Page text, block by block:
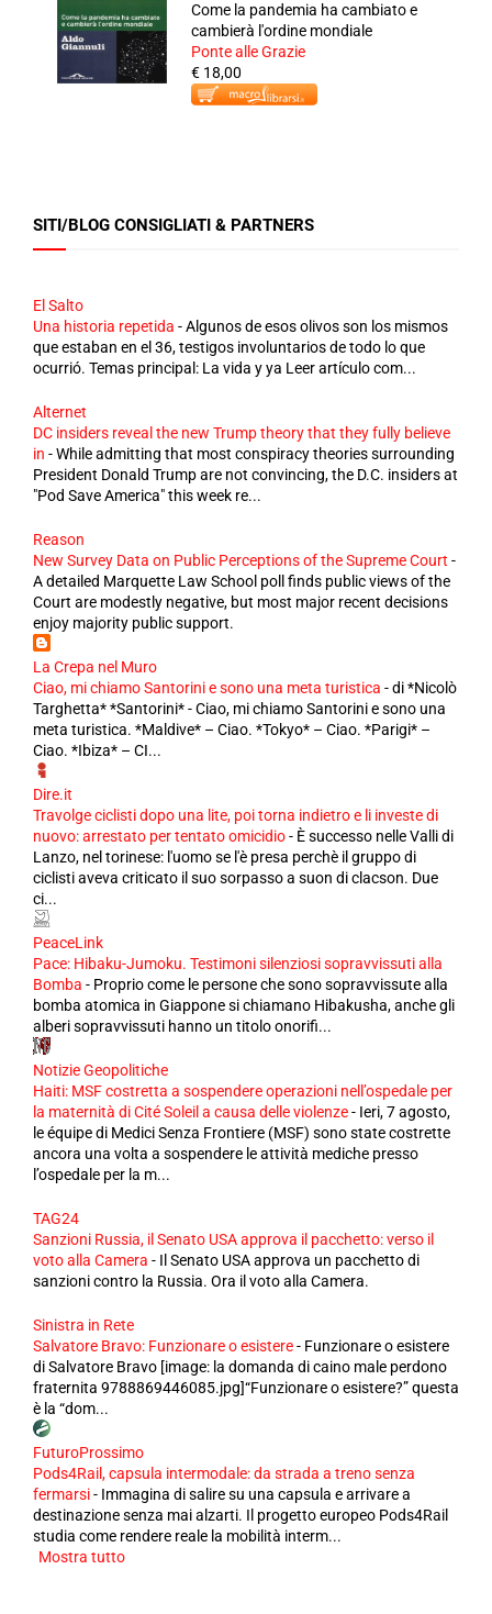
Come la pandemia ha cambiato e
cambierà l'ordine mondiale
Ponte alle Grazie
€ 18,00
SITI/BLOG CONSIGLIATI & PARTNERS
El Salto
Una historia repetida -Algunos de esos olivos son los mismos
que estaban en el 36, testigos involuntarios de todo lo que
ocurrió. Temas principal: La vida y ya Leer artículo com...
Alternet
DC insiders reveal the new Trump theory that they fully believe
in -While admitting that most conspiracy theories surrounding
President Donald Trump are not convincing, the D.C. insiders at
"Pod Save America" this week re...
Reason
New Survey Data on Public Perceptions of the Supreme Court -
A detailed Marquette Law School poll finds public views of the
Court are modestly negative, but most major recent decisions
enjoy majority public support.
La Crepa nel Muro
Ciao, mi chiamo Santorini e sono una meta turistica -di *Nicolò
Targhetta* *Santorini* - Ciao, mi chiamo Santorini e sono una
meta turistica. *Maldive* – Ciao. *Tokyo* – Ciao. *Parigi* –
Ciao. *Ibiza* – CI...
Dire.it
Travolge ciclisti dopo una lite, poi torna indietro e li investe di
nuovo: arrestato per tentato omicidio- È successo nelle Valli di
Lanzo, nel torinese: l'uomo se l'è presa perchè il gruppo di
ciclisti aveva criticato il suo sorpasso a suon di clacson. Due
ci...
PeaceLink
Pace: Hibaku-Jumoku. Testimoni silenziosi sopravvissuti alla
Bomba - Proprio come le persone che sono sopravvissute alla
bomba atomica in Giappone si chiamano Hibakusha, anche gli
alberi sopravvissuti hanno un titolo onorifi...
Notizie Geopolitiche
Haiti: MSF costretta a sospendere operazioni nell’ospedale per
la maternità di Cité Soleil a causa delle violenze- Ieri, 7 agosto,
le équipe di Medici Senza Frontiere (MSF) sono state costrette
ancora una volta a sospendere le attività mediche presso
l’ospedale per la m...
TAG24
Sanzioni Russia, il Senato USA approva il pacchetto: verso il
voto alla Camera - Il Senato USA approva un pacchetto di
sanzioni contro la Russia. Ora il voto alla Camera.
Sinistra in Rete
Salvatore Bravo: Funzionare o esistere- Funzionare o esistere
di Salvatore Bravo [image: la domanda di caino male perdono
fraternita 9788869446085.jpg]“Funzionare o esistere?” questa
è la “dom...
FuturoProssimo
Pods4Rail, capsula intermodale: da strada a treno senza
fermarsi- Immagina di salire su una capsula e arrivare a
destinazione senza mai alzarti. Il progetto europeo Pods4Rail
studia come rendere reale la mobilità interm...
Mostra tutto